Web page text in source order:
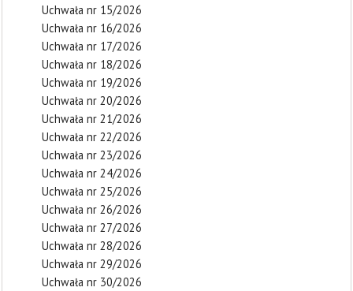
Uchwała nr 15/2026
Uchwała nr 16/2026
Uchwała nr 17/2026
Uchwała nr 18/2026
Uchwała nr 19/2026
Uchwała nr 20/2026
Uchwała nr 21/2026
Uchwała nr 22/2026
Uchwała nr 23/2026
Uchwała nr 24/2026
Uchwała nr 25/2026
Uchwała nr 26/2026
Uchwała nr 27/2026
Uchwała nr 28/2026
Uchwała nr 29/2026
Uchwała nr 30/2026